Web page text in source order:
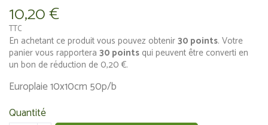
10,20 €
TTC
En achetant ce produit vous pouvez obtenir30 points. Votre
panier vous rapportera 30 points qui peuvent être converti en
un bon de réduction de 0,20 €.
Europlaie 10x10cm 50p/b
Quantité